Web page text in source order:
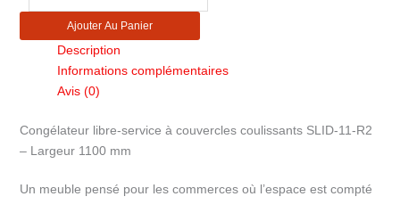
Congélateur
libre
coulissants
largeur
1.10m
11-
Ajouter Au Panier
Description
Informations complémentaires
Avis (0)
Congélateur libre-service à couvercles coulissants SLID-11-R2
– Largeur 1100 mm
Un meuble pensé pour les commerces où l’espace est compté